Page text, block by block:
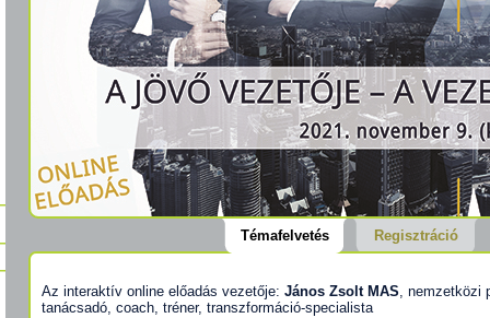
Témafelvetés Regisztráció
Az interaktív online előadás vezetője: János Zsolt MAS, nemzetközi
tanácsadó, coach, tréner, transzformáció-specialista